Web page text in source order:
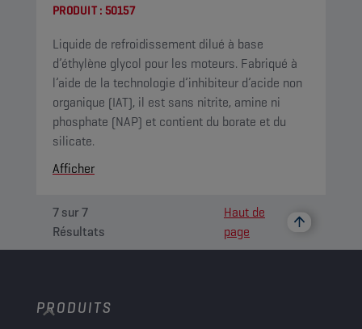
PRODUIT : 50157
Liquide de refroidissement dilué à base
d’éthylène glycol pour les moteurs. Fabriqué à
l’aide de la technologie d’inhibiteur d’acide non
organique (IAT), il est sans nitrite, amine ni
phosphate (NAP) et contient du borate et du
silicate.
Afficher
7sur7
Résultats
Haut de
page
PRODUITS